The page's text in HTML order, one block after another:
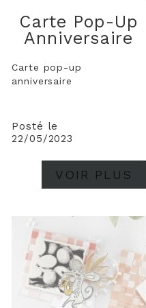
Carte Pop-Up
Anniversaire
Carte pop-up
anniversaire
Posté le
22/05/2023
VOIR PLUS